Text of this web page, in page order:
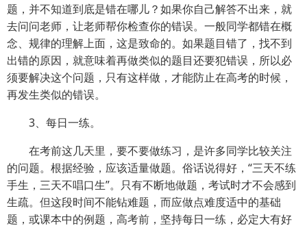
题，并不知道到底是错在哪儿？如果你自己解答不出来，就
去问问老师，让老师帮你检查你的错误。一般同学都错在概
念、规律的理解上面，这是致命的。如果题目错了，找不到
出错的原因，就意味着再做类似的题目还要犯错误，所以必
须要解决这个问题，只有这样做，才能防止在高考的时候，
再发生类似的错误。
3、每日一练。
在考前这几天里，要不要做练习，是许多同学比较关注
的问题。根据经验，应该适量做题。俗话说得好，“三天不练
手生，三天不唱口生”。只有不断地做题，考试时才不会感到
生疏。但这段时间不能钻难题，而应做点难度适中的基础
题，或课本中的例题，高考前，坚持每日一练，必定大有好